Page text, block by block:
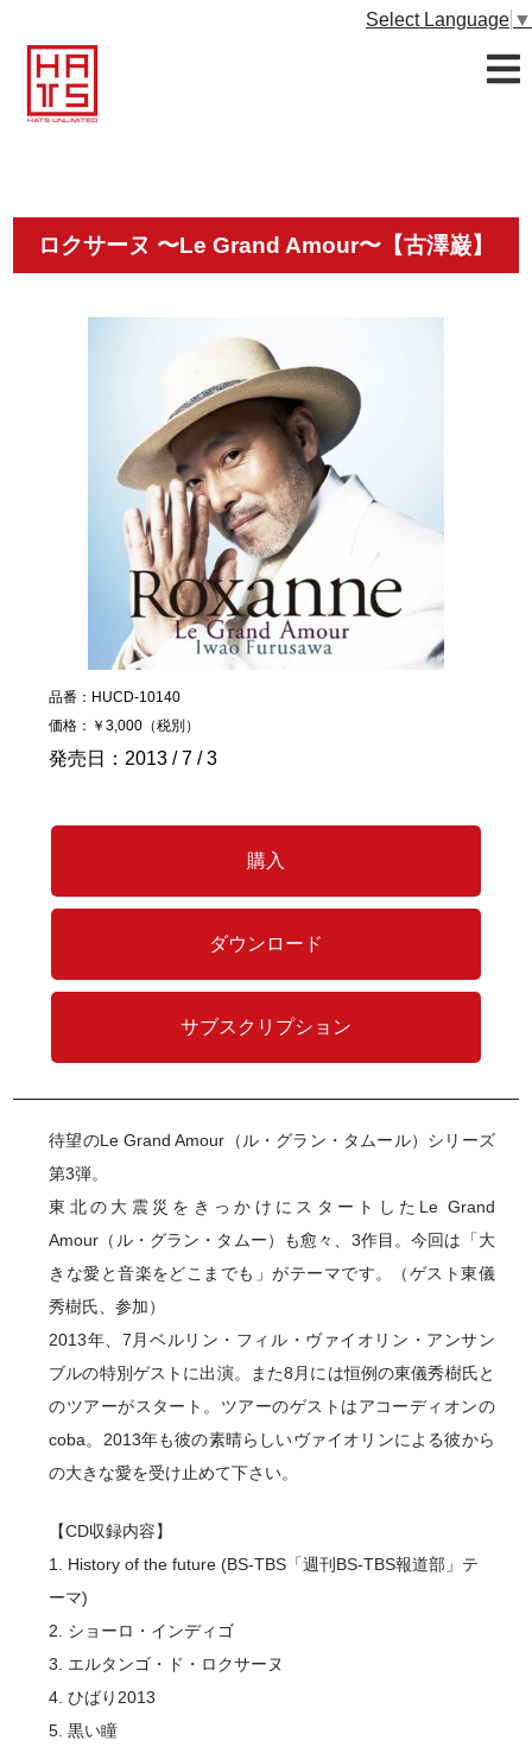
Select Language ▼
ロクサーヌ 〜Le Grand Amour〜【古澤巌】
品番：HUCD-10140
価格：￥3,000（税別）
発売日：2013 / 7 / 3
購入
ダウンロード
サブスクリプション
待望のLe Grand Amour（ル・グラン・タムール）シリーズ
第3弾。
東北の大震災をきっかけにスタートしたLe Grand
Amour（ル・グラン・タムー）も愈々、3作目。今回は「大
きな愛と音楽をどこまでも」がテーマです。（ゲスト東儀
秀樹氏、参加）
2013年、7月ベルリン・フィル・ヴァイオリン・アンサン
ブルの特別ゲストに出演。また8月には恒例の東儀秀樹氏と
のツアーがスタート。ツアーのゲストはアコーディオンの
coba。2013年も彼の素晴らしいヴァイオリンによる彼から
の大きな愛を受け止めて下さい。
【CD収録内容】
1. History of the future (BS-TBS「週刊BS-TBS報道部」テ
ーマ)
2. ショーロ・インディゴ
3. エルタンゴ・ド・ロクサーヌ
4. ひばり2013
5. 黒い瞳